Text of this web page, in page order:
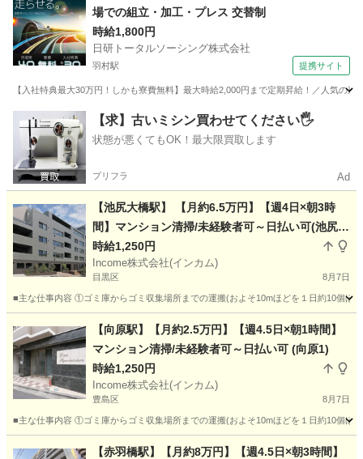
場での組立・加工・プレス 交替制
時給1,800円
日研トータルソーシング株式会社
羽村駅 提携サイト
【入社特典最大30万円！しかも寮費無料】最大時給2,000円まで定期昇給！／人気の
東京 羽村市 羽村駅 その他
【求】古いミシン買わせてください🖐️
状態が悪くてもOK！最大限買取します
プリフラ Ad
【池尻大橋駅】 【月約6.5万円】【週4日×朝3時
間】マンション清掃/未経験者可～日払い可(池尻大
橋5)
時給1,250円
Income株式会社(インカム)
目黒区 8月7日
■主な仕事内容 ①ゴミ庫からゴミ収集場所までの運搬(およそ10mほどを１日約10個
その他 時給
【向原駅】【月約2.5万円】【週4.5日×朝1時間】
マンション清掃/未経験者可～日払い可 (向原1)
時給1,250円
Income株式会社(インカム)
豊島区 8月7日
■主な仕事内容 ①ゴミ庫からゴミ収集場所までの運搬(およそ10mほどを１日約10個
その他 時給
【赤羽橋駅】【月約8万円】【週4.5日×朝3時間】